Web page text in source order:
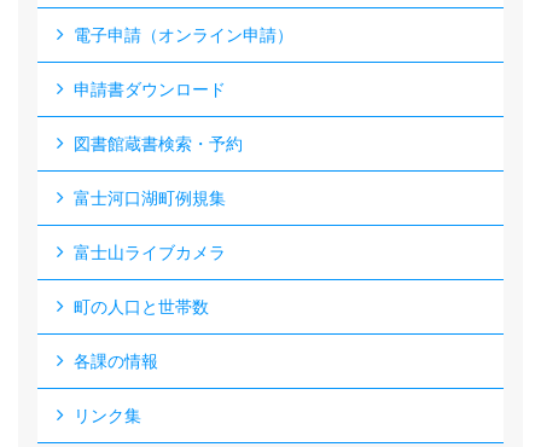
電子申請（オンライン申請）
申請書ダウンロード
図書館蔵書検索・予約
富士河口湖町例規集
富士山ライブカメラ
町の人口と世帯数
各課の情報
リンク集